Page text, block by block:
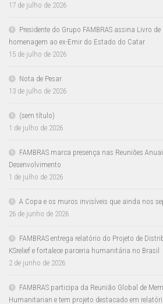
17 de julho de 2026
Presidente do Grupo FAMBRAS assina Livro
homenagem ao ex-Emir do Estado do Catar
15 de julho de 2026
Nota de Pesar
13 de julho de 2026
(sem título)
1 de julho de 2026
FAMBRAS marca presença nas Reuniões
Desenvolvimento
1 de julho de 2026
A Copa e os muros invisíveis que ainda nos
26 de junho de 2026
FAMBRAS entrega relatório do Projeto de
KSrelief e fortalece parceria humanitária no Brasil
2 de junho de 2026
FAMBRAS participa da Reunião Global de
Humanitarian e tem projeto destacado em